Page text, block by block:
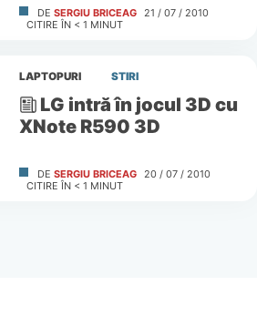
DE SERGIU BRICEAG 21 / 07 / 2010
CITIRE ÎN < 1 MINUT
LAPTOPURI STIRI
LG intră în jocul 3D cu
XNote R590 3D
DE SERGIU BRICEAG 20 / 07 / 2010
CITIRE ÎN < 1 MINUT